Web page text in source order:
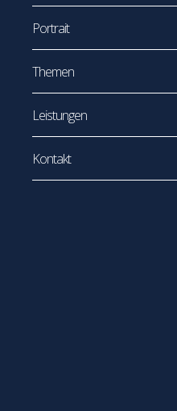
Portrait
Themen
Leistungen
Kontakt